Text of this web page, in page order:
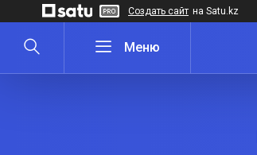
Создать сайт на Satu.kz